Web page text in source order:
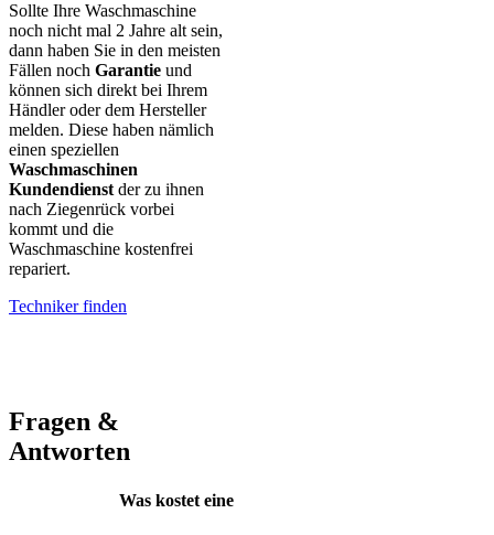
Sollte Ihre Waschmaschine
noch nicht mal 2 Jahre alt sein,
dann haben Sie in den meisten
Fällen noch Garantie und
können sich direkt bei Ihrem
Händler oder dem Hersteller
melden. Diese haben nämlich
einen speziellen
Waschmaschinen
Kundendienst der zu ihnen
nach Ziegenrück vorbei
kommt und die
Waschmaschine kostenfrei
repariert.
Techniker finden
Fragen &
Antworten
Was kostet eine